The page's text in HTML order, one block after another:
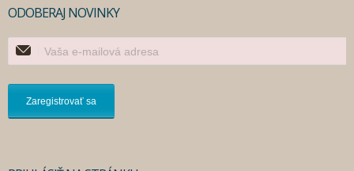
ODOBERAJ NOVINKY